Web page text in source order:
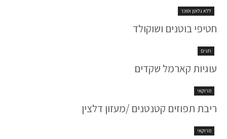
ללא גלוטן וסוכר
חטיפי בוטנים ושוקולד
חגים
עוגיות קארמל שקדים
מרוקאי
ריבת תפוזים קטנטנים /מעזון דלצין
מרוקאי